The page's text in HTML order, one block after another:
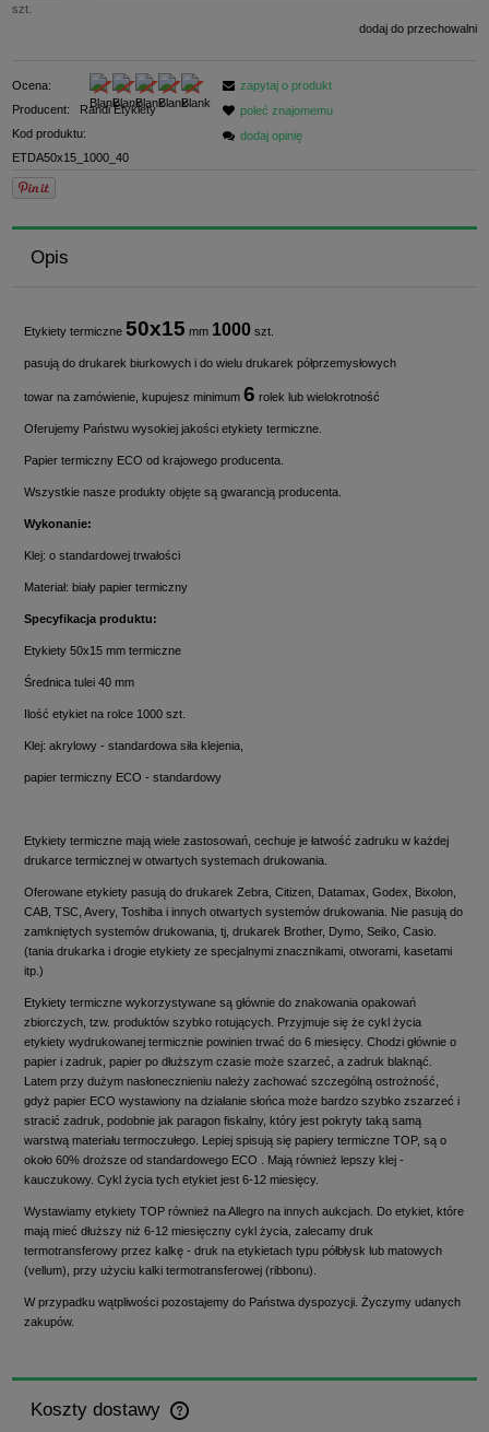
szt.
dodaj do przechowalni
Ocena:
Producent:
Randi Etykiety
Kod produktu:
ETDA50x15_1000_40
zapytaj o produkt
poleć znajomemu
dodaj opinię
Opis
Etykiety termiczne 50x15 mm 1000 szt.
pasują do drukarek biurkowych i do wielu drukarek półprzemysłowych
towar na zamówienie, kupujesz minimum 6 rolek lub wielokrotność
Oferujemy Państwu wysokiej jakości etykiety termiczne.
Papier termiczny ECO od krajowego producenta.
Wszystkie nasze produkty objęte są gwarancją producenta.
Wykonanie:
Klej: o standardowej trwałości
Materiał: biały papier termiczny
Specyfikacja produktu:
Etykiety 50x15 mm termiczne
Średnica tulei 40 mm
Ilość etykiet na rolce 1000 szt.
Klej: akrylowy - standardowa siła klejenia,
papier termiczny ECO - standardowy
Etykiety termiczne mają wiele zastosowań, cechuje je łatwość zadruku w każdej
drukarce termicznej w otwartych systemach drukowania.
Oferowane etykiety pasują do drukarek Zebra, Citizen, Datamax, Godex, Bixolon,
CAB, TSC, Avery, Toshiba i innych otwartych systemów drukowania. Nie pasują do
zamkniętych systemów drukowania, tj, drukarek Brother, Dymo, Seiko, Casio.
(tania drukarka i drogie etykiety ze specjalnymi znacznikami, otworami, kasetami
itp.)
Etykiety termiczne wykorzystywane są głównie do znakowania opakowań
zbiorczych, tzw. produktów szybko rotujących. Przyjmuje się że cykl życia
etykiety wydrukowanej termicznie powinien trwać do 6 miesięcy. Chodzi głównie o
papier i zadruk, papier po dłuższym czasie może szarzeć, a zadruk blaknąć.
Latem przy dużym nasłonecznieniu należy zachować szczególną ostrożność,
gdyż papier ECO wystawiony na działanie słońca może bardzo szybko zszarzeć i
stracić zadruk, podobnie jak paragon fiskalny, który jest pokryty taką samą
warstwą materiału termoczułego. Lepiej spisują się papiery termiczne TOP, są o
około 60% droższe od standardowego ECO . Mają również lepszy klej -
kauczukowy. Cykl życia tych etykiet jest 6-12 miesięcy.
Wystawiamy etykiety TOP również na Allegro na innych aukcjach. Do etykiet, które
mają mieć dłuższy niż 6-12 miesięczny cykl życia, zalecamy druk
termotransferowy przez kalkę - druk na etykietach typu półbłysk lub matowych
(vellum), przy użyciu kalki termotransferowej (ribbonu).
W przypadku wątpliwości pozostajemy do Państwa dyspozycji. Życzymy udanych
zakupów.
Koszty dostawy
Cena nie zawiera ewentualnych kosztów płatności